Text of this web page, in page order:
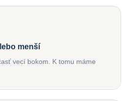
menší
vecí bokom. K tomu máme